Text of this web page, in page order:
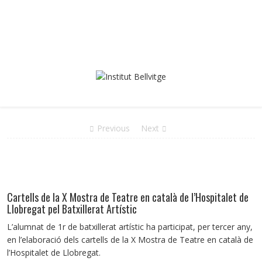
Previous Next
Cartells de la X Mostra de Teatre en català de l’Hospitalet de
Llobregat pel Batxillerat Artístic
L’alumnat de 1r de batxillerat artístic ha participat, per tercer any,
en l’elaboració dels cartells de la X Mostra de Teatre en català de
l’Hospitalet de Llobregat.